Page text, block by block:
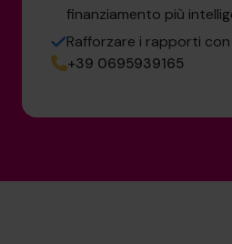
finanziamento più
Rafforzare i rapporti
+39 0695939165